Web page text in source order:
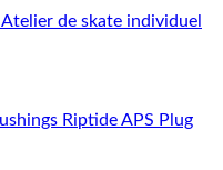
Atelier de skate individuel
Riptide APS Plug